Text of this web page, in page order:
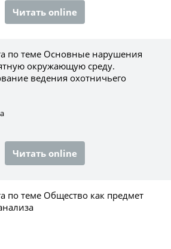
Читать online
по теме Основные нарушения
окружающую среду.
ведения охотничьего
Читать online
по теме Общество как предмет